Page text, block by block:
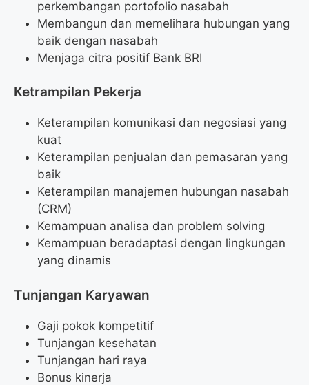
perkembangan portofolio nasabah
Membangun dan memelihara hubungan yang
baik dengan nasabah
Menjaga citra positif Bank BRI
Ketrampilan Pekerja
Keterampilan komunikasi dan negosiasi yang
kuat
Keterampilan penjualan dan pemasaran yang
baik
Keterampilan manajemen hubungan nasabah
(CRM)
Kemampuan analisa dan problem solving
Kemampuan beradaptasi dengan lingkungan
yang dinamis
Tunjangan Karyawan
Gaji pokok kompetitif
Tunjangan kesehatan
Tunjangan hari raya
Bonus kinerja